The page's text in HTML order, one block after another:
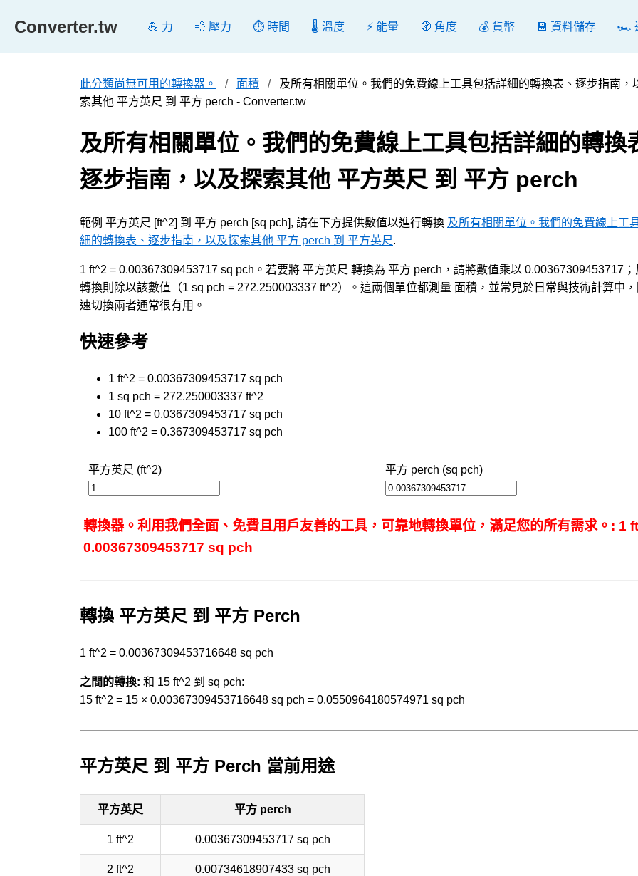
Converter.tw 💪 力 💨 壓力 ⏱️ 時間 🌡️ 溫度 ⚡ 能量 🧭 角度 💰 貨幣 💾 資料儲存 🏎️
此分類尚無可用的轉換器。 面積
及所有相關單位。我們的免費線上工具包括詳細的轉換表、逐步指南，
索其他 平方英尺 到 平方 perch - Converter.tw
及所有相關單位。我們的免費線上工具包括詳細的轉換
逐步指南，以及探索其他 平方英尺 到 平方 perch
範例 平方英尺 [ft^2] 到 平方 perch [sq pch], 請在下方提供數值以進行轉換 及所有相關單位。我們的免費線上工
細的轉換表、逐步指南，以及探索其他 平方 perch 到 平方英尺.
1 ft^2 = 0.00367309453717 sq pch。若要將 平方英尺 轉換為 平方 perch，請將數值乘以 0.00367309453717；
轉換則除以該數值（1 sq pch = 272.250003337 ft^2）。這兩個單位都測量 面積，並常見於日常與技術計算中
速切換兩者通常很有用。
快速參考
1 ft^2 = 0.00367309453717 sq pch
1 sq pch = 272.250003337 ft^2
10 ft^2 = 0.0367309453717 sq pch
100 ft^2 = 0.367309453717 sq pch
平方英尺 (ft^2) 平方 perch (sq pch)
轉換器。利用我們全面、免費且用戶友善的工具，可靠地轉換單位，滿足您的所有需求。: 1
0.00367309453717 sq pch
轉換 平方英尺 到 平方 Perch
1 ft^2 = 0.00367309453716648 sq pch
之間的轉換: 和 15 ft^2 到 sq pch:
15 ft^2 = 15 × 0.00367309453716648 sq pch = 0.0550964180574971 sq pch
平方英尺 到 平方 Perch 當前用途
平方英尺 平方 perch
1 ft^2 0.00367309453717 sq pch
2 ft^2 0.00734618907433 sq pch